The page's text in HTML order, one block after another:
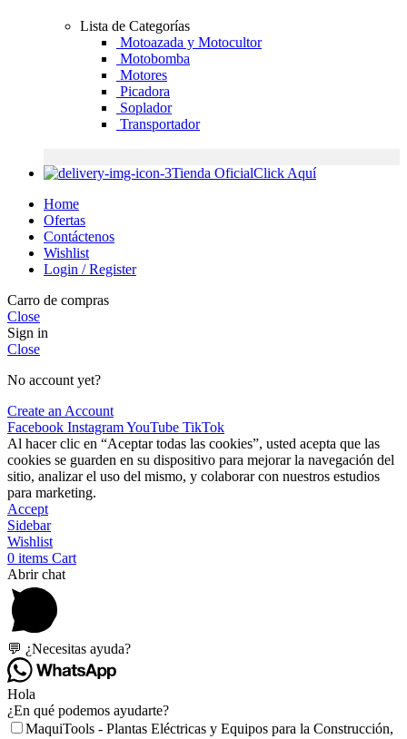
Lista de Categorías
Motoazada y Motocultor
Motobomba
Motores
Picadora
Soplador
Transportador
Tienda OficialClick Aquí
Home
Ofertas
Contáctenos
Wishlist
Login / Register
Carro de compras
Close
Sign in
Close
No account yet?
Create an Account
Facebook InstagramYouTube TikTok
Al hacer clic en “Aceptar todas las cookies”, usted acepta que las
cookies se guarden en su dispositivo para mejorar la navegación del
sitio, analizar el uso del mismo, y colaborar con nuestros estudios
para marketing.
Accept
Sidebar
Wishlist
0 items Cart
Abrir chat
💬 ¿Necesitas ayuda?
Hola
¿En qué podemos ayudarte?
MaquiTools - Plantas Eléctricas y Equipos para la Construcción,